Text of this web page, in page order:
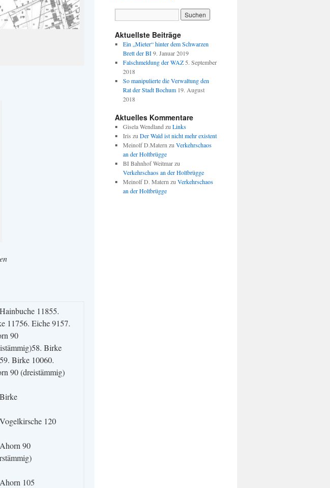
11855.
11756. Eiche 9157.
90
Birke
Birke 10060.
90 (dreistämmig)
120
90
105
Aktuellste Beiträge
Ein „Mieter“ hinter dem Schwarzen
Brett der BI 9. Januar 2019
Falschmeldung der WAZ 5. September
2018
So manipulierte die Verwaltung den
Rat der Stadt Bochum 19. August
2018
Aktuelles Kommentare
Gisela Wendland zu Links
Iris zu Der Wald ist nicht mehr existent
Meinolf D.Matern zu Verkehrschaos
an der Holtbrügge
BI Bahnhof Weitmarzu
Verkehrschaos an der Holtbrügge
Meinolf D. Matern zu Verkehrschaos
an der Holtbrügge